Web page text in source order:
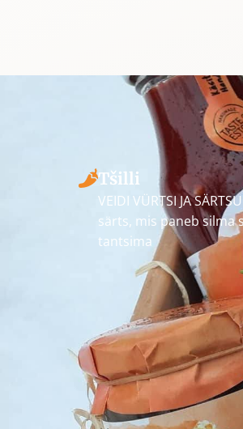
Tšilli
VEIDI VÜRTSI JA
särts, mis paneb silma
tantsima